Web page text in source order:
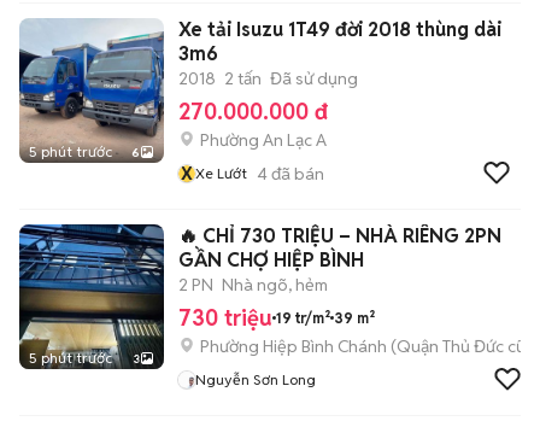
5 phút trước 6
Xe tải Isuzu 1T49 đời 2018 thùng dài
3m6
2018 2 tấn Đã sử dụng
270.000.000 đ
Phường An Lạc A
XXe Lướt 4đã bán
5 phút trước 3
🔥 CHỈ 730 TRIỆU – NHÀ RIÊNG 2PN
GẦN CHỢ HIỆP BÌNH
2 PN Nhà ngõ, hẻm
730 triệu 19 tr/m² 39 m²
Phường Hiệp Bình Chánh (Quận Thủ Đức cũ)
Nguyễn Sơn Long